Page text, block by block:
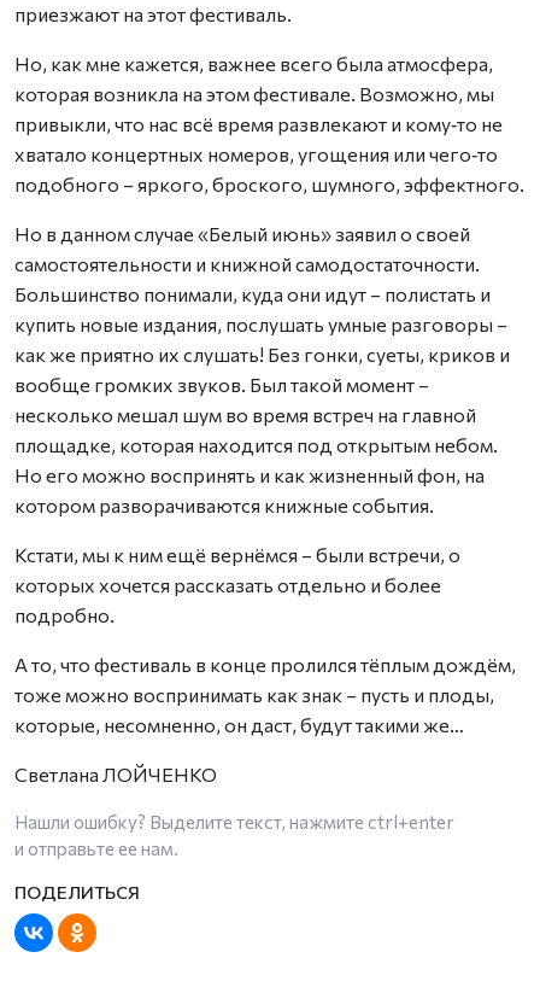
приезжают на этот фестиваль.
Но, как мне кажется, важнее всего была атмосфера,
которая возникла на этом фестивале. Возможно, мы
привыкли, что нас всё время развлекают и кому‑то не
хватало концертных номеров, угощения или чего‑то
подобного – яркого, броского, шумного, эффектного.
Но в данном случае «Белый июнь» заявил о своей
самостоятельности и книжной самодостаточности.
Большинство понимали, куда они идут – полистать и
купить новые издания, послушать умные разговоры –
как же приятно их слушать! Без гонки, суеты, криков и
вообще громких звуков. Был такой момент –
несколько мешал шум во время встреч на главной
площадке, которая находится под открытым небом.
Но его можно воспринять и как жизненный фон, на
котором разворачиваются книжные события.
Кстати, мы к ним ещё вернёмся – были встречи, о
которых хочется рассказать отдельно и более
подробно.
А то, что фестиваль в конце пролился тёплым дождём,
тоже можно воспринимать как знак – пусть и плоды,
которые, несомненно, он даст, будут такими же…
Светлана ЛОЙЧЕНКО
Нашли ошибку? Выделите текст, нажмите ctrl+enter
и отправьте ее нам.